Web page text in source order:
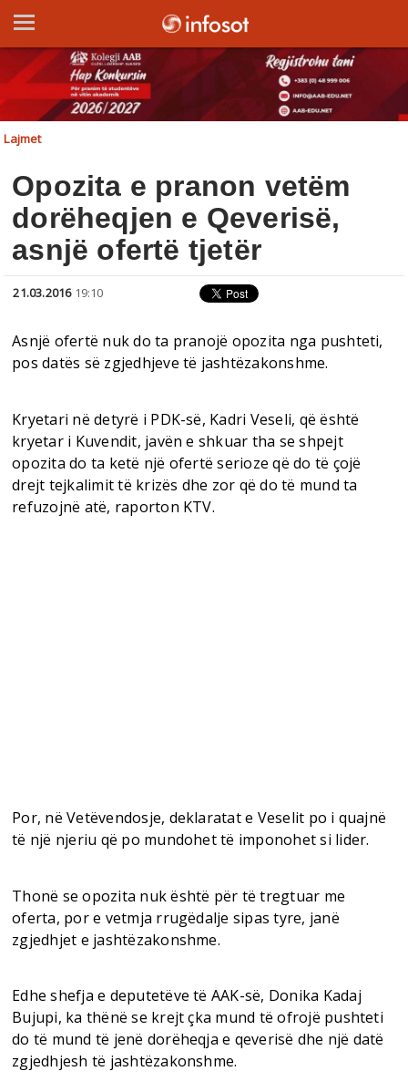
Lajmet
Opozita e pranon vetëm
dorëheqjen e Qeverisë,
asnjë ofertë tjetër
21.03.2016 19:10
Asnjë ofertë nuk do ta pranojë opozita nga pushteti,
pos datës së zgjedhjeve të jashtëzakonshme.
Kryetari në detyrë i PDK-së, Kadri Veseli, që është
kryetar i Kuvendit, javën e shkuar tha se shpejt
opozita do ta ketë një ofertë serioze që do të çojë
drejt tejkalimit të krizës dhe zor që do të mund ta
refuzojnë atë, raporton KTV.
Por, në Vetëvendosje, deklaratat e Veselit po i quajnë
të një njeriu që po mundohet të imponohet si lider.
Thonë se opozita nuk është për të tregtuar me
oferta, por e vetmja rrugëdalje sipas tyre, janë
zgjedhjet e jashtëzakonshme.
Edhe shefja e deputetëve të AAK-së, Donika Kadaj
Bujupi, ka thënë se krejt çka mund të ofrojë pushteti
do të mund të jenë dorëheqja e qeverisë dhe një datë
zgjedhjesh të jashtëzakonshme.